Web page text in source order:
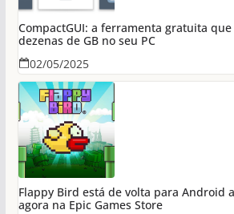
CompactGUI: a ferramenta gratuita
dezenas de GB no seu PC
02/05/2025
Flappy Bird está de volta para Android
agora na Epic Games Store